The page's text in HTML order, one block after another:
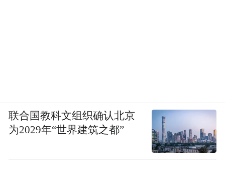
联合国教科文组织确认北京
为2029年“世界建筑之都”